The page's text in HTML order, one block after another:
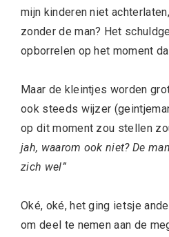
mijn kinderen niet
zonder de man? Het
opborrelen op het moment
Maar de kleintjes worden
ook steeds wijzer
op dit moment zou stellen
jah, waarom ook niet? De
zich wel”
Oké, oké, het ging ietsje
om deel te nemen aan de